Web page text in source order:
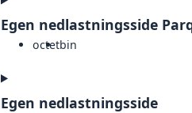
Egen nedlastningsside
octetbin
Egen nedlastningsside